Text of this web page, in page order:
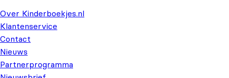
Over Kinderboekjes.nl
Klantenservice
Contact
Nieuws
Partnerprogramma